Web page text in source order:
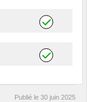
Publié le 30 juin 2025